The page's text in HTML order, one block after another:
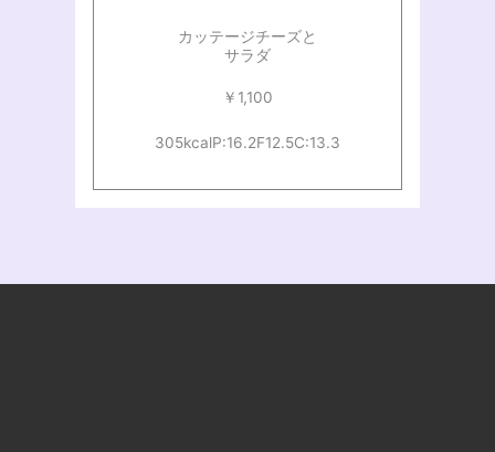
カッテージチーズと
サラダ
￥1,100
305kcalP:16.2F12.5C:13.3